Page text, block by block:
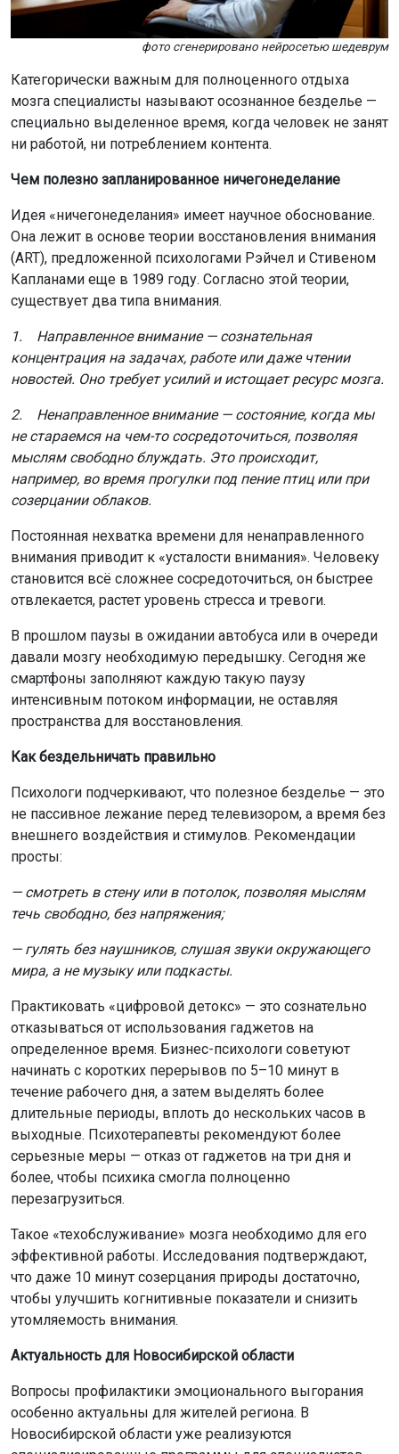
фото сгенерировано нейросетью шедеврум
Категорически важным для полноценного отдыха
мозга специалисты называют осознанное безделье —
специально выделенное время, когда человек не занят
ни работой, ни потреблением контента.
Чем полезно запланированное ничегонеделание
Идея «ничегонеделания» имеет научное обоснование.
Она лежит в основе теории восстановления внимания
(ART), предложенной психологами Рэйчел и Стивеном
Капланами еще в 1989 году. Согласно этой теории,
существует два типа внимания.
1. Направленное внимание — сознательная
концентрация на задачах, работе или даже чтении
новостей. Оно требует усилий и истощает ресурс мозга.
2. Ненаправленное внимание — состояние, когда мы
не стараемся на чем-то сосредоточиться, позволяя
мыслям свободно блуждать. Это происходит,
например, во время прогулки под пение птиц или при
созерцании облаков.
Постоянная нехватка времени для ненаправленного
внимания приводит к «усталости внимания». Человеку
становится всё сложнее сосредоточиться, он быстрее
отвлекается, растет уровень стресса и тревоги.
В прошлом паузы в ожидании автобуса или в очереди
давали мозгу необходимую передышку. Сегодня же
смартфоны заполняют каждую такую паузу
интенсивным потоком информации, не оставляя
пространства для восстановления.
Как бездельничать правильно
Психологи подчеркивают, что полезное безделье — это
не пассивное лежание перед телевизором, а время без
внешнего воздействия и стимулов. Рекомендации
просты:
— смотреть в стену или в потолок, позволяя мыслям
течь свободно, без напряжения;
— гулять без наушников, слушая звуки окружающего
мира, а не музыку или подкасты.
Практиковать «цифровой детокс» — это сознательно
отказываться от использования гаджетов на
определенное время. Бизнес-психологи советуют
начинать с коротких перерывов по 5–10 минут в
течение рабочего дня, а затем выделять более
длительные периоды, вплоть до нескольких часов в
выходные. Психотерапевты рекомендуют более
серьезные меры — отказ от гаджетов на три дня и
более, чтобы психика смогла полноценно
перезагрузиться.
Такое «техобслуживание» мозга необходимо для его
эффективной работы. Исследования подтверждают,
что даже 10 минут созерцания природы достаточно,
чтобы улучшить когнитивные показатели и снизить
утомляемость внимания.
Актуальность для Новосибирской области
Вопросы профилактики эмоционального выгорания
особенно актуальны для жителей региона. В
Новосибирской области уже реализуются